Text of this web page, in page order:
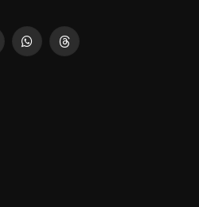
WhatsAppThreads